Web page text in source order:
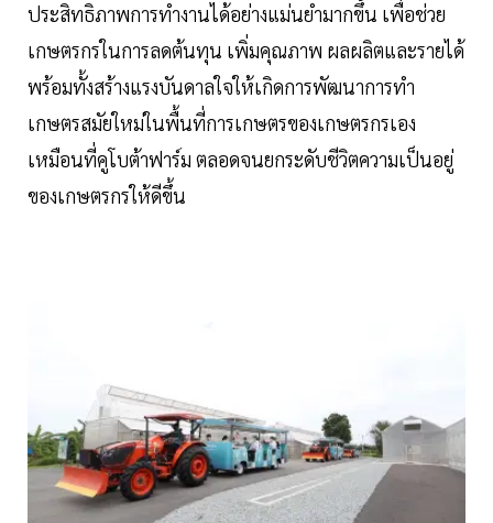
ประสิทธิภาพการทำงานได้อย่างแม่นยำมากขึ้น เพื่อช่วย
เกษตรกรในการลดต้นทุน เพิ่มคุณภาพ ผลผลิตและรายได้
พร้อมทั้งสร้างแรงบันดาลใจให้เกิดการพัฒนาการทำ
เกษตรสมัยใหม่ในพื้นที่การเกษตรของเกษตรกรเอง
เหมือนที่คูโบต้าฟาร์ม ตลอดจนยกระดับชีวิตความเป็นอยู่
ของเกษตรกรให้ดีขึ้น